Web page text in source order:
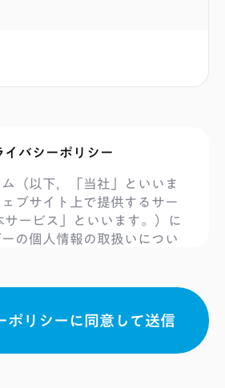
イバシーポリシー
（以下，「当社」といいま
ブサイト上で提供するサー
サービス」といいます。）に
の個人情報の取扱いについ
報」とは，個人情報保護法